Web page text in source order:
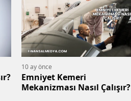
10 ay önce
Emniyet Kemeri
Mekanizması Nasıl Çalışır?